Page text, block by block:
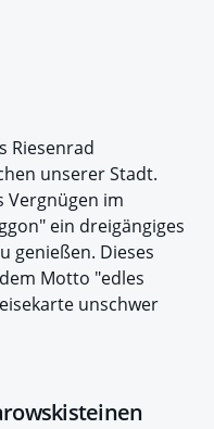
Riesenrad
unserer Stadt.
Vergnügen im
ein dreigängiges
genießen. Dieses
Motto "edles
unschwer